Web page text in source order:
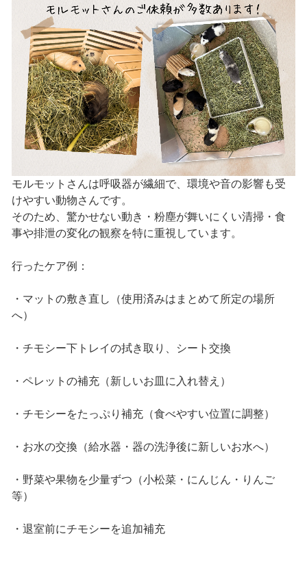
モルモットさんは呼吸器が繊細で、環境や音の影響も受
けやすい動物さんです。
そのため、驚かせない動き・粉塵が舞いにくい清掃・食
事や排泄の変化の観察を特に重視しています。
行ったケア例：
・マットの敷き直し（使用済みはまとめて所定の場所
へ）
・チモシー下トレイの拭き取り、シート交換
・ペレットの補充（新しいお皿に入れ替え）
・チモシーをたっぷり補充（食べやすい位置に調整）
・お水の交換（給水器・器の洗浄後に新しいお水へ）
・野菜や果物を少量ずつ（小松菜・にんじん・りんご
等）
・退室前にチモシーを追加補充